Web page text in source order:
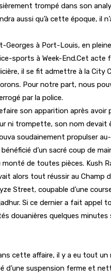
trompé dans son
aussi qu’à cette époque, il
Georges à Port-Louis, en
sports à Week-End.Cet
il se fit admettre à la City
Pour notre part, nous
par la police.
son apparition après
ni trompette, son nom
soudainement propulser
d’un sacré coup de
de toutes pièces.
alors tout réussir au Champ
Street, coupable d’une
Si ce dernier a fait appel
douanières quelques
cette affaire, il y a eu tout
suspension ferme et